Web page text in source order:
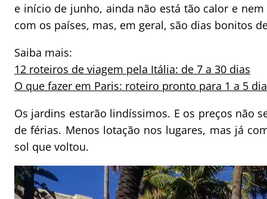
e início de junho, ainda não está tão calor e
com os países, mas, em geral, são dias bonitos
Saiba mais:
12 roteiros de viagem pela Itália: de 7 a 30 dias
O que fazer em Paris: roteiro pronto para 1 a 5
Os jardins estarão lindíssimos. E os preços não
de férias. Menos lotação nos lugares, mas já
sol que voltou.